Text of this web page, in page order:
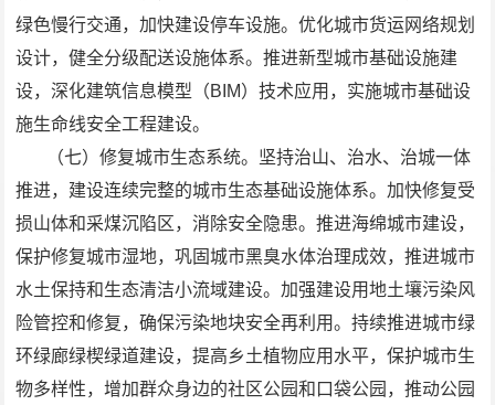
绿色慢行交通，加快建设停车设施。优化城市货运网络规划
设计，健全分级配送设施体系。推进新型城市基础设施建
设，深化建筑信息模型（BIM）技术应用，实施城市基础设
施生命线安全工程建设。
（七）修复城市生态系统。坚持治山、治水、治城一体
推进，建设连续完整的城市生态基础设施体系。加快修复受
损山体和采煤沉陷区，消除安全隐患。推进海绵城市建设，
保护修复城市湿地，巩固城市黑臭水体治理成效，推进城市
水土保持和生态清洁小流域建设。加强建设用地土壤污染风
险管控和修复，确保污染地块安全再利用。持续推进城市绿
环绿廊绿楔绿道建设，提高乡土植物应用水平，保护城市生
物多样性，增加群众身边的社区公园和口袋公园，推动公园